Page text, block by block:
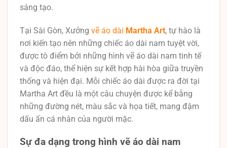
sáng tạo.
Tại Sài Gòn, Xưởng vẽ áo dài Martha Art, tự hào là
nơi kiến tạo nên những chiếc áo dài nam tuyệt vời,
được tô điểm bởi những hình vẽ áo dài nam tinh tế
và độc đáo, thể hiện sự kết hợp hài hòa giữa truyền
thống và hiện đại. Mỗi chiếc áo dài được ra đời tại
Martha Art đều là một câu chuyện được kể bằng
những đường nét, màu sắc và họa tiết, mang đậm
dấu ấn cá nhân của người mặc.
Sự đa dạng trong hình vẽ áo dài nam